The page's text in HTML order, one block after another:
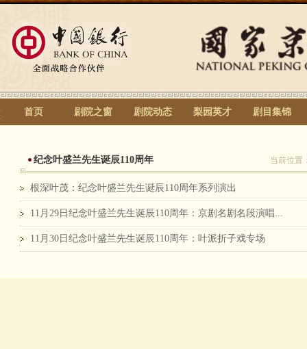
首页 剧院之窗 剧院动态 梨园英才 剧目集锦
纪念叶盛兰先生诞辰110周年 当前位置
根深叶茂：纪念叶盛兰先生诞辰110周年系列演出
11月29日纪念叶盛兰先生诞辰110周年：京剧名剧名段演唱...
11月30日纪念叶盛兰先生诞辰110周年：叶派折子戏专场